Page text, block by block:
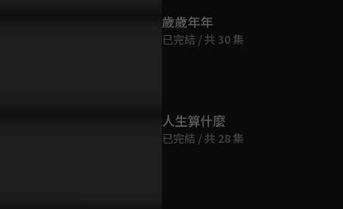
歲歲年年
已完結 / 共 30 集
人生算什麼
已完結 / 共 28 集